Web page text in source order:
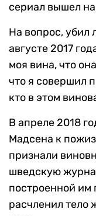
сериал вышел
На вопрос, убил
августе 2017
моя вина, что
что я совершил
кто в этом
В апреле 2018
Мадсена к
признали
шведскую
построенной им
расчленил тело